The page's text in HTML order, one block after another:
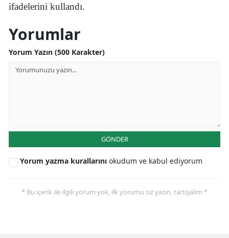
ifadelerini kullandı.
Yorumlar
Yorum Yazın (500 Karakter)
GÖNDER
Yorum yazma kurallarını okudum ve kabul ediyorum
* Bu içerik ile ilgili yorum yok, ilk yorumu siz yazın, tartışalım *